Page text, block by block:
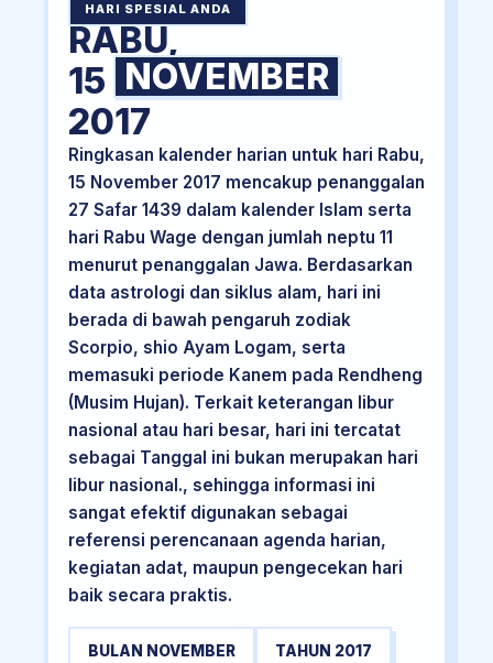
HARI SPESIAL ANDA
RABU,
15 NOVEMBER
2017
Ringkasan kalender harian untuk hari Rabu,
15 November 2017 mencakup penanggalan
27 Safar 1439 dalam kalender Islam serta
hari Rabu Wage dengan jumlah neptu 11
menurut penanggalan Jawa. Berdasarkan
data astrologi dan siklus alam, hari ini
berada di bawah pengaruh zodiak
Scorpio, shio Ayam Logam, serta
memasuki periode Kanem pada Rendheng
(Musim Hujan). Terkait keterangan libur
nasional atau hari besar, hari ini tercatat
sebagai Tanggal ini bukan merupakan hari
libur nasional., sehingga informasi ini
sangat efektif digunakan sebagai
referensi perencanaan agenda harian,
kegiatan adat, maupun pengecekan hari
baik secara praktis.
BULAN NOVEMBER TAHUN 2017